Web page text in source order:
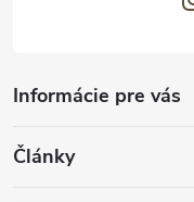
Informácie pre vás
Články